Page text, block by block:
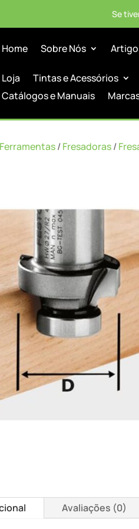
Se
Home Sobre Nós
Loja Tintas e Acessórios
Catálogos e Manuais
/Fresadoras/
Avaliações (0)